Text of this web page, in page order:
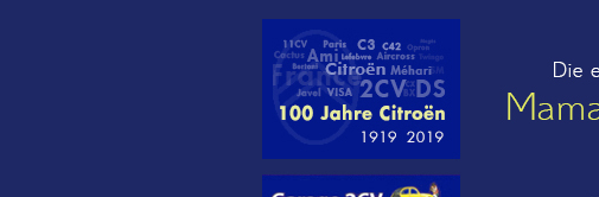
Ein neuer Citroën
French Classic Events |
Garage 2CV – Automobile Klassiker